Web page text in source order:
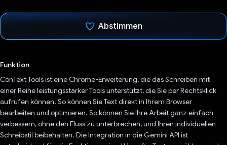
Abstimmen
Funktion
ConText Tools ist eine Chrome-Erweiterung, die das Schreiben mit
einer Reihe leistungsstarker Tools unterstützt, die Sie per Rechtsklick
aufrufen können. So können Sie Text direkt in Ihrem Browser
bearbeiten und optimieren. So können Sie Ihre Arbeit ganz einfach
verbessern, ohne den Fluss zu unterbrechen, und Ihren individuellen
Schreibstil beibehalten. Die Integration in die Gemini API ist